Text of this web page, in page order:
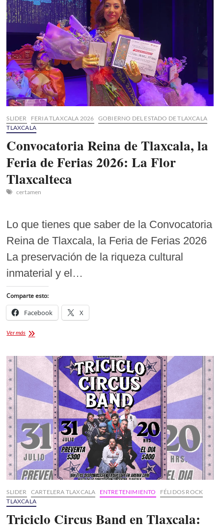
Jornada
histórica
en
Panamericano
de
Tiro
con
Arco
2026
en
Tlaxcala
SLIDER FERIA TLAXCALA 2026 GOBIERNO DEL ESTADO DE TLAXCALA
TLAXCALA
Convocatoria Reina de Tlaxcala, la
Feria de Ferias 2026: La Flor
Tlaxcalteca
certamen
Lo que tienes que saber de la Convocatoria
Reina de Tlaxcala, la Feria de Ferias 2026
La preservación de la riqueza cultural
inmaterial y el…
Comparte esto:
Facebook X
Ver másConvocatoria
Tlaxcala,
Feria
2026:
Flor
Tlaxcalteca
SLIDER CARTELERA TLAXCALA ENTRETENIMIENTO
FÉLIDOS ROCK
TLAXCALA
Triciclo Circus Band en Tlaxcala: